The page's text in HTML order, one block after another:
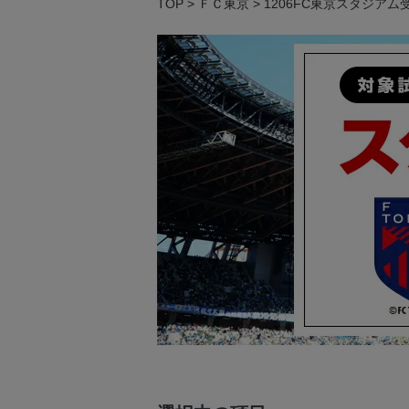
TOP ＦＣ東京 1206FC東京スタジアム